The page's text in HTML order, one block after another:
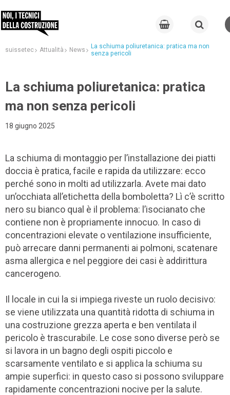
suissetec Attualità News
La schiuma poliuretanica: pratica ma non
senza pericoli
La schiuma poliuretanica: pratica
ma non senza pericoli
18 giugno 2025
La schiuma di montaggio per l’installazione dei piatti
doccia è pratica, facile e rapida da utilizzare: ecco
perché sono in molti ad utilizzarla. Avete mai dato
un’occhiata all’etichetta della bomboletta? Lì c’è scritto
nero su bianco qual è il problema: l’isocianato che
contiene non è propriamente innocuo. In caso di
concentrazioni elevate o ventilazione insufficiente,
può arrecare danni permanenti ai polmoni, scatenare
asma allergica e nel peggiore dei casi è addirittura
cancerogeno.
Il locale in cui la si impiega riveste un ruolo decisivo:
se viene utilizzata una quantità ridotta di schiuma in
una costruzione grezza aperta e ben ventilata il
pericolo è trascurabile. Le cose sono diverse però se
si lavora in un bagno degli ospiti piccolo e
scarsamente ventilato e si applica la schiuma su
ampie superfici: in questo caso si possono sviluppare
rapidamente concentrazioni nocive per la salute.